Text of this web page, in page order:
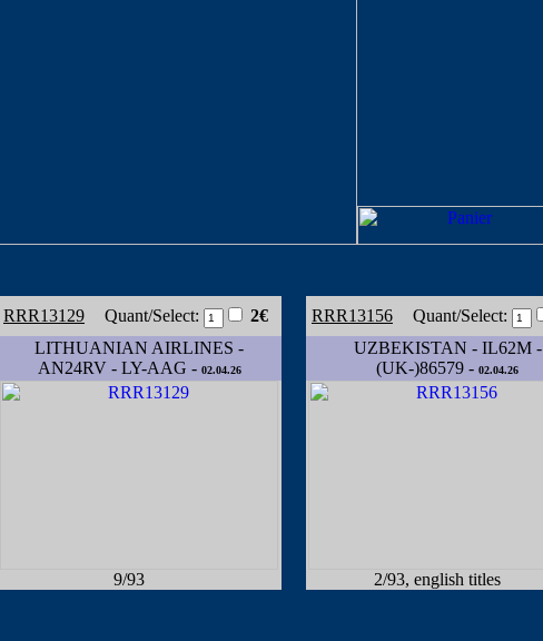
RRR13129 Quant/Select:
2€
LITHUANIAN AIRLINES -
AN24RV - LY-AAG - 02.04.26
9/93
RRR13156 Quant/Select:
UZBEKISTAN - IL62M -
(UK-)86579 - 02.04.26
2/93, english titles